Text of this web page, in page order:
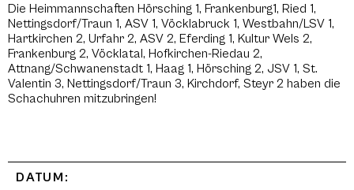
Die Heimmannschaften Hörsching 1, Frankenburg1, Ried 1,
Nettingsdorf/Traun 1, ASV 1, Vöcklabruck 1, Westbahn/LSV 1,
Hartkirchen 2, Urfahr 2, ASV 2, Eferding 1, Kultur Wels 2,
Frankenburg 2, Vöcklatal, Hofkirchen-Riedau 2,
Attnang/Schwanenstadt 1, Haag 1, Hörsching 2, JSV 1, St.
Valentin 3, Nettingsdorf/Traun 3, Kirchdorf, Steyr 2 haben die
Schachuhren mitzubringen!
DATUM: